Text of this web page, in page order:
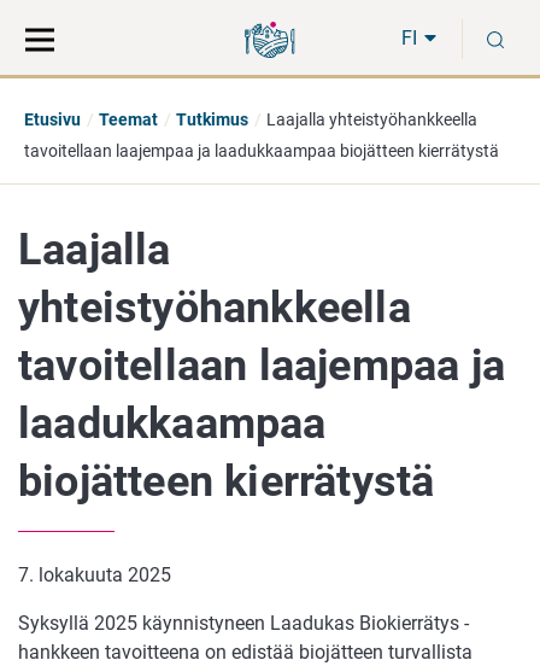
suoraan
sisältöön
koko
sivuston
FI
Etusivu Teemat Tutkimus
Laajalla yhteistyöhankkeella
tavoitellaan laajempaa ja laadukkaampaa biojätteen kierrätystä
Laajalla
yhteistyöhankkeella
tavoitellaan laajempaa ja
laadukkaampaa
biojätteen kierrätystä
7. lokakuuta 2025
Syksyllä 2025 käynnistyneen Laadukas Biokierrätys -
hankkeen tavoitteena on edistää biojätteen turvallista